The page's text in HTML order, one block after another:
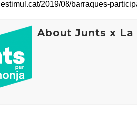
About Junts x La